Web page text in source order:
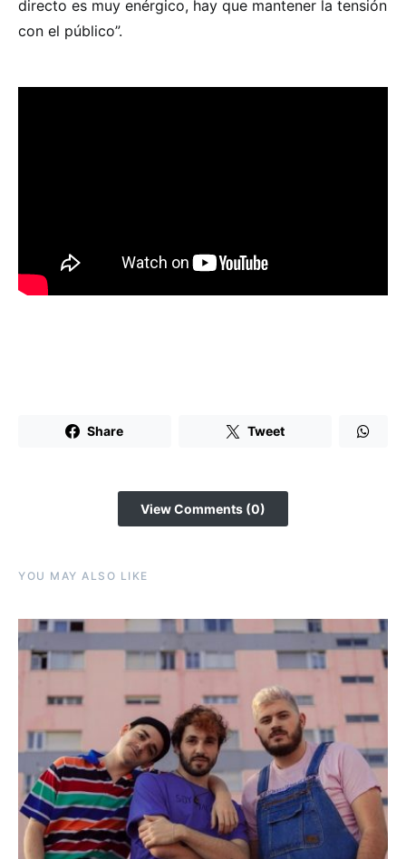
directo es muy enérgico, hay que mantener la tensión
con el público”.
Share Tweet
View Comments (0)
YOU MAY ALSO LIKE